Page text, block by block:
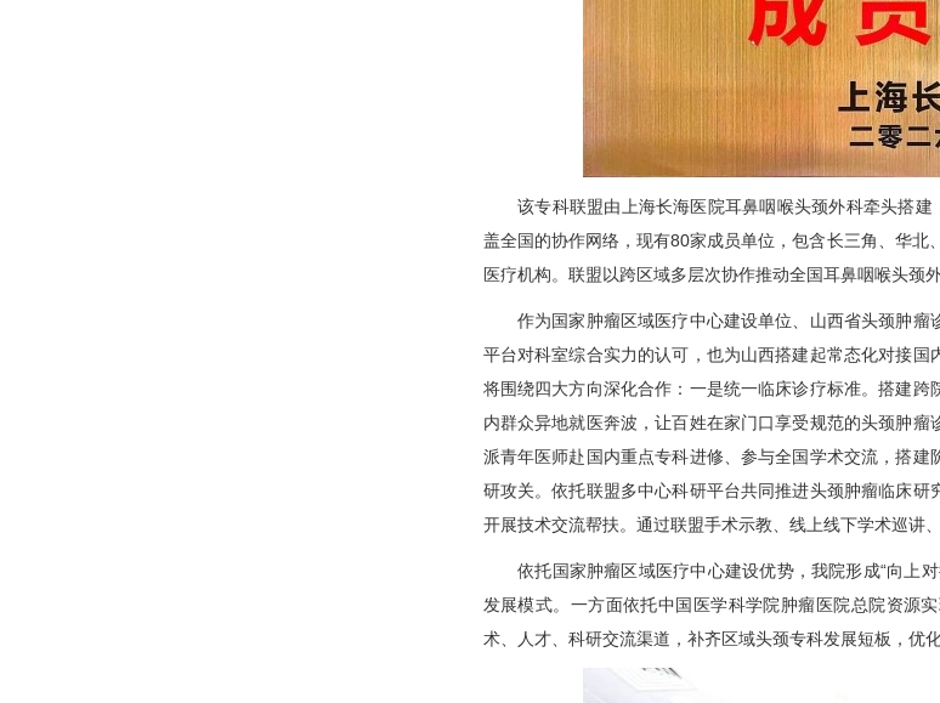
该专科联盟由上海长海医院耳鼻咽喉头颈外科牵头搭建
盖全国的协作网络，现有80家成员单位，包含长三角、华
医疗机构。联盟以跨区域多层次协作推动全国耳鼻咽喉头颈
作为国家肿瘤区域医疗中心建设单位、山西省头颈肿瘤
平台对科室综合实力的认可，也为山西搭建起常态化对接国
将围绕四大方向深化合作：一是统一临床诊疗标准。搭建
内群众异地就医奔波，让百姓在家门口享受规范的头颈肿
派青年医师赴国内重点专科进修、参与全国学术交流，搭
研攻关。依托联盟多中心科研平台共同推进头颈肿瘤临床
开展技术交流帮扶。通过联盟手术示教、线上线下学术巡讲
依托国家肿瘤区域医疗中心建设优势，我院形成“向上对
发展模式。一方面依托中国医学科学院肿瘤医院总院资源
术、人才、科研交流渠道，补齐区域头颈专科发展短板，优